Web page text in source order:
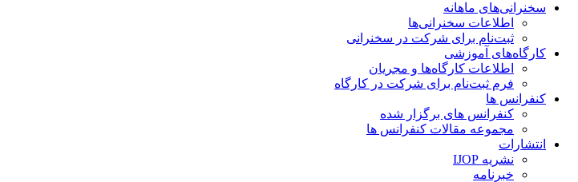
سخنرانی‌های ماهانه
اطلاعات سخنرانی‌‌ها
ثبت‌نام برای شرکت در سخنرانی
کارگاه‌های آموزشی
اطلاعات کارگاه‌ها و مجریان
فرم ثبت‌نام برای شرکت در کارگاه
کنفرانس ها
کنفرانس های برگزار شده
مجموعه مقالات کنفرانس ها
انتشارات
نشریه IJOP
خبرنامه